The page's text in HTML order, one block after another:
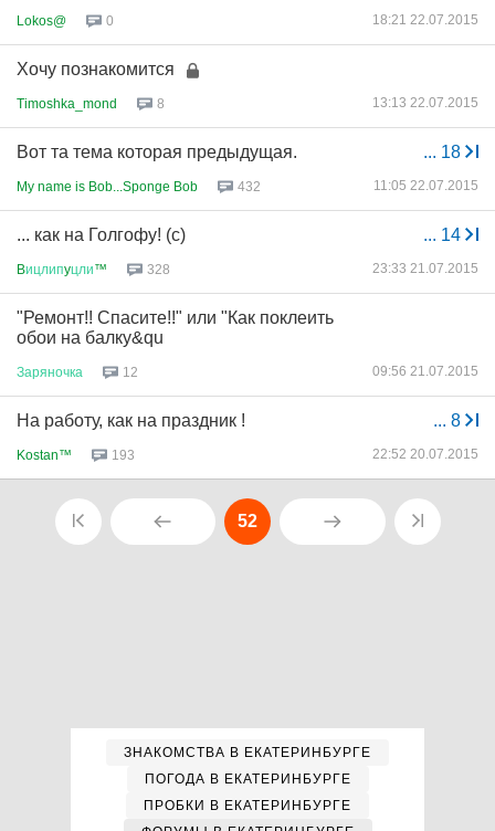
Lokos@ 0 18:21 22.07.2015
Хочу познакомится
Timoshka_mond 8 13:13 22.07.2015
... 18
Вот та тема которая предыдущая.
My name is Bob...Sponge Bob 432 11:05 22.07.2015
... 14
... как на Голгофу! (с)
Bицлипyцли™ 328 23:33 21.07.2015
"Ремонт!! Спасите!!" или "Как поклеить
обои на балку&qu
Заряночка 12 09:56 21.07.2015
... 8
На работу, как на праздник !
Kostan™ 193 22:52 20.07.2015
52
ЗНАКОМСТВА В ЕКАТЕРИНБУРГЕ
ПОГОДА В ЕКАТЕРИНБУРГЕ
ПРОБКИ В ЕКАТЕРИНБУРГЕ